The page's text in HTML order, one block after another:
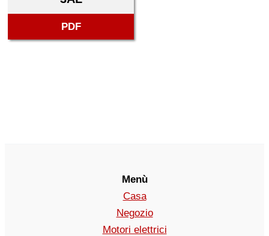
PDF
Menù
Casa
Negozio
Motori elettrici